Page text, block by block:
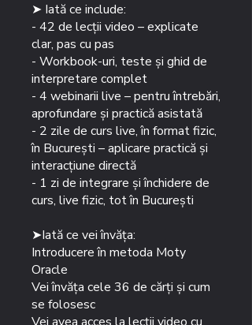
➤ Iată ce include:
- 42 de lecții video – explicate
clar, pas cu pas
- Workbook-uri, teste și ghid de
interpretare complet
- 4 webinarii live – pentru întrebări,
aprofundare și practică asistată
- 2 zile de curs live, în format fizic,
în București – aplicare practică și
interacțiune directă
- 1 zi de integrare și închidere de
curs, live fizic, tot în București
➤Iată ce vei învăța:
Introducere în metoda Moty
Oracle
Vei învăța cele 36 de cărți și cum
se folosesc